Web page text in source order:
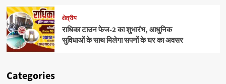
क्षेत्रीय
राधिका टाउन फेज-2 का शुभारंभ, आधुनिक
सुविधाओं के साथ मिलेगा सपनों के घर का अवसर
Categories